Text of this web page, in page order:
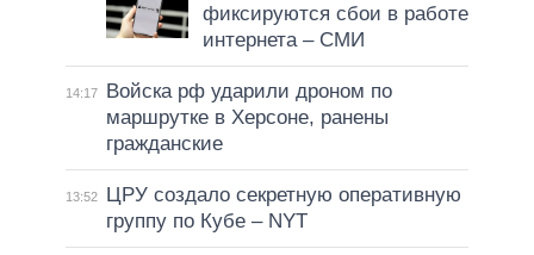
фиксируются сбои в работе
интернета – СМИ
14:17
Войска рф ударили дроном по
маршрутке в Херсоне, ранены
гражданские
13:52
ЦРУ создало секретную оперативную
группу по Кубе – NYT